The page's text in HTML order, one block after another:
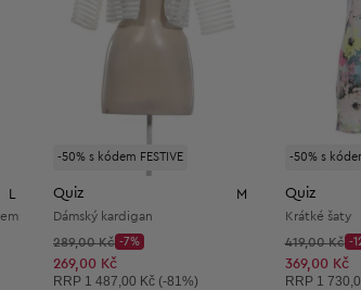
L
-50% s kódem FESTIVE
Quiz M
Dámský kardigan
Původní cena:
289,00 Kč
Discount Price:
-7%
Snížená cena:
269,00 Kč
Doporučená cena:
RRP 1 487,00 Kč (-81%)
-50% s
Quiz
Krátké šaty
Původní
419,00 Kč -
Snížená
369,00 Kč
Doporučená
RRP 1